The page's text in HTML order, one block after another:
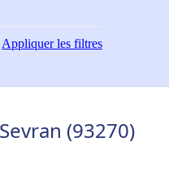
Appliquerles filtres
(93270)